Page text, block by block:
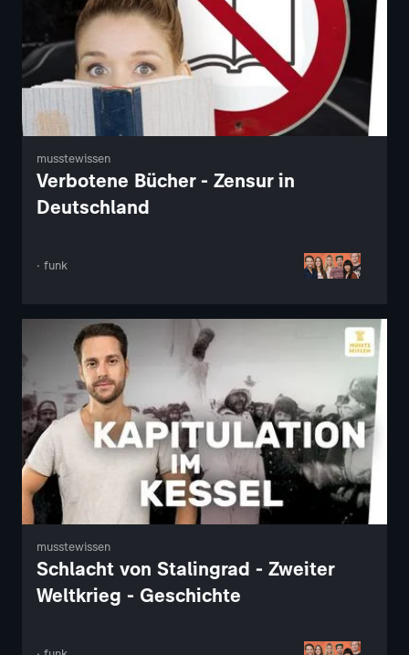
musstewissen
Verbotene Bücher - Zensur in
Deutschland
· funk
musstewissen
Schlacht von Stalingrad - Zweiter
Weltkrieg - Geschichte